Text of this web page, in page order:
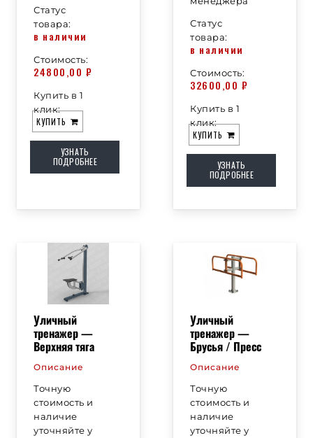
Статус
товара:
в наличии
Стоимость:
24800,00 ₽
Купить в 1
клик:
КУПИТЬ
УЗНАТЬ
ПОДРОБНЕЕ
Статус
товара:
в наличии
Стоимость:
32600,00 ₽
Купить в 1
клик:
КУПИТЬ
УЗНАТЬ
ПОДРОБНЕЕ
Уличный
тренажер —
Верхняя тяга
Описание
Точную
стоимость и
наличие
уточняйте у
Уличный
тренажер —
Брусья / Пресс
Описание
Точную
стоимость и
наличие
уточняйте у